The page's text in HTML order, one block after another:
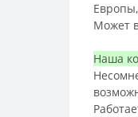
Может
Наша